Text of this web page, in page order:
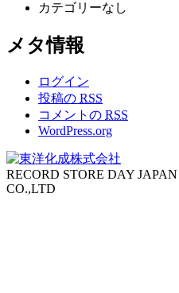
カテゴリーなし
メタ情報
ログイン
投稿の RSS
コメントの RSS
WordPress.org
RECORD STORE DAY
CO.,LTD